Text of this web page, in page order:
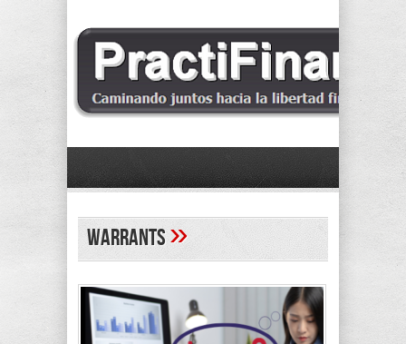
Warrants»